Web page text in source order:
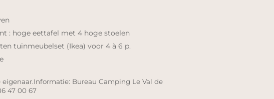
: hoge eettafel met 4 hoge stoelen
tuinmeubelset (Ikea) voor 4 à 6 p.
Bureau Camping Le Val de
47 00 67